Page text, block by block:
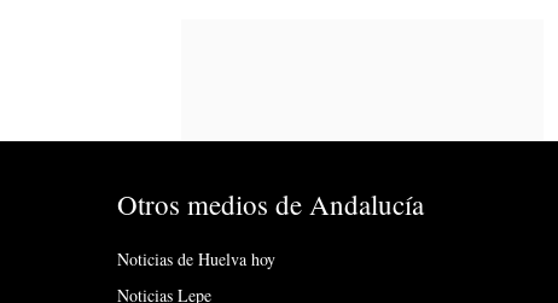
Otros medios de Andalucía
Noticias de Huelva hoy
Noticias Lepe